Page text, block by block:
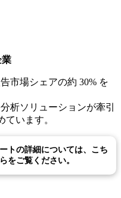
業
市場シェアの約 30% を
析ソリューションが牽引
ています。
トの詳細については、こち
らをご覧ください。